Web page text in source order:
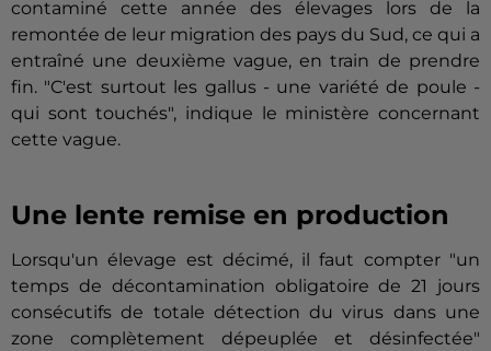
contaminé cette année des élevages lors de la
remontée de leur migration des pays du Sud, ce qui a
entraîné une deuxième vague, en train de prendre
fin. "C'est surtout les gallus - une variété de poule -
qui sont touchés", indique le ministère concernant
cette vague.
Une lente remise en production
Lorsqu'un élevage est décimé, il faut compter "un
temps de décontamination obligatoire de 21 jours
consécutifs de totale détection du virus dans une
zone complètement dépeuplée et désinfectée"